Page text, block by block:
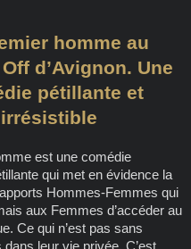
homme au
d’Avignon. Une
pétillante et
irrésistible
est une comédie
qui met en évidence la
Hommes-Femmes qui
aux Femmes d’accéder au
Ce qui n’est pas sans